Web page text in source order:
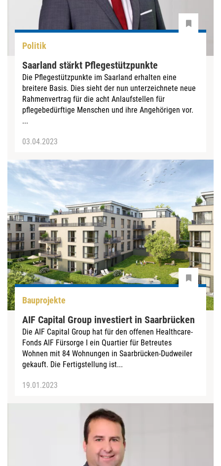
Politik
Saarland stärkt Pflegestützpunkte
Die Pflegestützpunkte im Saarland erhalten eine
breitere Basis. Dies sieht der nun unterzeichnete neue
Rahmenvertrag für die acht Anlaufstellen für
pflegebedürftige Menschen und ihre Angehörigen vor.
...
03.04.2023
Bauprojekte
AIF Capital Group investiert in Saarbrücken
Die AIF Capital Group hat für den offenen Healthcare-
Fonds AIF Fürsorge I ein Quartier für Betreutes
Wohnen mit 84 Wohnungen in Saarbrücken-Dudweiler
gekauft. Die Fertigstellung ist...
19.01.2023